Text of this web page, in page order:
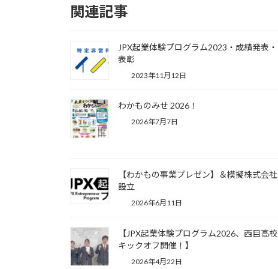
関連記事
JPX起業体験プログラム2023・成績発表・
表彰
2023年11月12日
わかものみせ 2026！
2026年7月7日
【わかもの事業プレゼン】＆模擬株式会社
設立
2026年6月11日
【JPX起業体験プログラム2026、西目高校
キックオフ開催！】
2026年4月22日